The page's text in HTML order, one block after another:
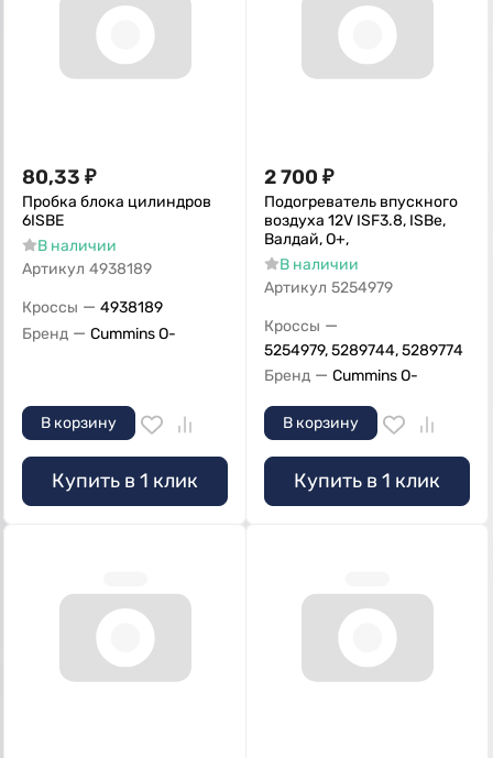
80,33 ₽
Пробка блока цилиндров
6ISBE
В наличии
Артикул 4938189
Кроссы — 4938189
Бренд — Cummins O-
В корзину
Купить в 1 клик
2 700 ₽
Подогреватель впускного
воздуха 12V ISF3.8, ISBe,
Валдай, О+,
В наличии
Артикул 5254979
Кроссы —
5254979, 5289744, 5289774
Бренд — Cummins O-
В корзину
Купить в 1 клик